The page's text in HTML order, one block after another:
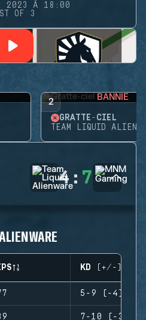
2023 À 18:00
OF 3
2 BANNIE
GRATTE-CIEL
TEAM LIQUID
4 : 7
KD (+/-)
5-9 (-4)
7-10 (-3)